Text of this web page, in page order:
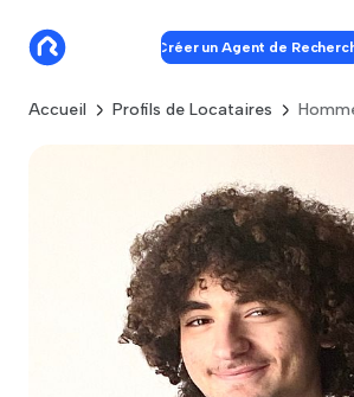
Créer un Agent de
Accueil Profils de Locataires